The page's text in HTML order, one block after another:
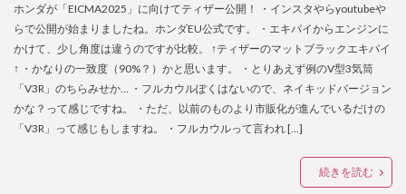
ホンダが「EICMA2025」に向けてティザー公開！ ・インスタやらyoutubeや
らで公開が始まりましたね。ホンダEU公式です。 ・エキパイからエンジンに
かけて、少し角度は違うのですが比較。 ↑ティザーのマットブラックエキパイ
↑ ・かなりの一致度（90%？）かと思います。 ・とりあえず例のV型3気筒
「V3R」のちらみせか… ・フルカウルぽくはないので、ネイキッドバージョン
かな？って感じですね。 ・ただ、以前のものより市販化が進んでいるだけの
「V3R」って感じもしますね。 ・フルカウルって言われ […]
続きを読む